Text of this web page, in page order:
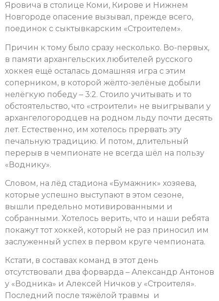
Яровича в столице Коми, Кирове и Нижнем
Новгороде опасение вызывал, прежде всего,
поединок с сыктывкарским «Строителем».
Причин к тому было сразу несколько. Во-первых,
в памяти архангельских любителей русского
хоккея ещё осталась домашняя игра с этим
соперником, в которой жёлто-зелёные добыли
нелёгкую победу – 3:2. Стоило учитывать и то
обстоятельство, что «строители» не выигрывали у
архангелогородцев на родном льду почти десять
лет. Естественно, им хотелось прервать эту
печальную традицию. И потом, длительный
перерыв в чемпионате не всегда шёл на пользу
«Воднику».
Словом, на лёд стадиона «Бумажник» хозяева,
которые успешно выступают в этом сезоне,
вышли предельно мотивированными и
собранными. Хотелось верить, что и наши ребята
покажут тот хоккей, который не раз приносил им
заслуженный успех в первом круге чемпионата.
Кстати, в составах команд в этот день
отсутствовали два форварда – Александр Антонов
у «Водника» и Алексей Ничков у «Строителя».
Последний после тяжёлой травмы и